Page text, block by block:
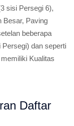
sisi Persegi 6),
Besar, Paving
beberapa
dan seperti
Kualitas
Daftar